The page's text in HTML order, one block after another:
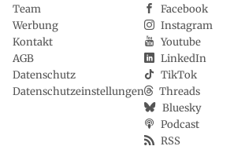
Team
Werbung
Kontakt
AGB
Datenschutz
Datenschutzeinstellungen
Facebook
Instagram
Youtube
LinkedIn
TikTok
Threads
Bluesky
Podcast
RSS